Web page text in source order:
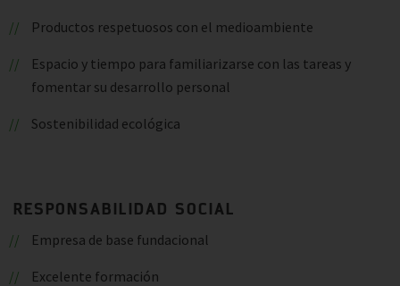
Productos respetuosos con el medioambiente
Espacio y tiempo para familiarizarse con las tareas y
fomentar su desarrollo personal
Sostenibilidad ecológica
RESPONSABILIDAD SOCIAL
Empresa de base fundacional
Excelente formación